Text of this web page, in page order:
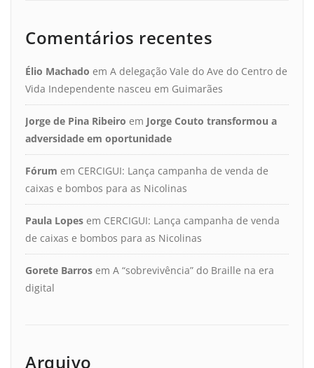
Comentários recentes
Élio Machado em A delegação Vale do Ave do Centro de
Vida Independente nasceu em Guimarães
Jorge de Pina Ribeiro em Jorge Couto transformou a
adversidade em oportunidade
Fórum em CERCIGUI: Lança campanha de venda de
caixas e bombos para as Nicolinas
Paula Lopes em CERCIGUI: Lança campanha de venda
de caixas e bombos para as Nicolinas
Gorete Barros em A “sobrevivência” do Braille na era
digital
Arquivo